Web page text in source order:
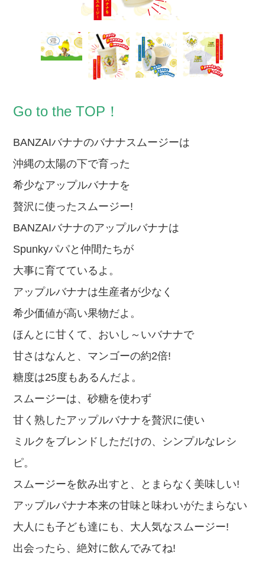
Go to the TOP！
BANZAIバナナのバナナスムージーは
沖縄の太陽の下で育った
希少なアップルバナナを
贅沢に使ったスムージー!
BANZAIバナナのアップルバナナは
Spunkyパパと仲間たちが
大事に育てているよ。
アップルバナナは生産者が少なく
希少価値が高い果物だよ。
ほんとに甘くて、おいし～いバナナで
甘さはなんと、マンゴーの約2倍!
糖度は25度 もあるんだよ。
スムージーは、砂糖を使わず
甘く熟したアップルバナナを贅沢に使い
ミルクをブレンドしただけの、シンプルなレシ
ピ。
スムージーを飲み出すと、
とまらなく 美味しい!
アップルバナナ本来の甘味 と味わいがたまらない
大人にも子ども達にも、大人気なスムージー!
出会ったら、絶対に飲んでみてね!